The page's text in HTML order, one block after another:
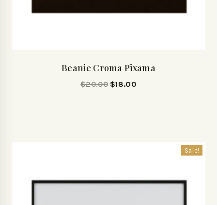
Beanie Croma Pixama
$20.00 $18.00
Sale!